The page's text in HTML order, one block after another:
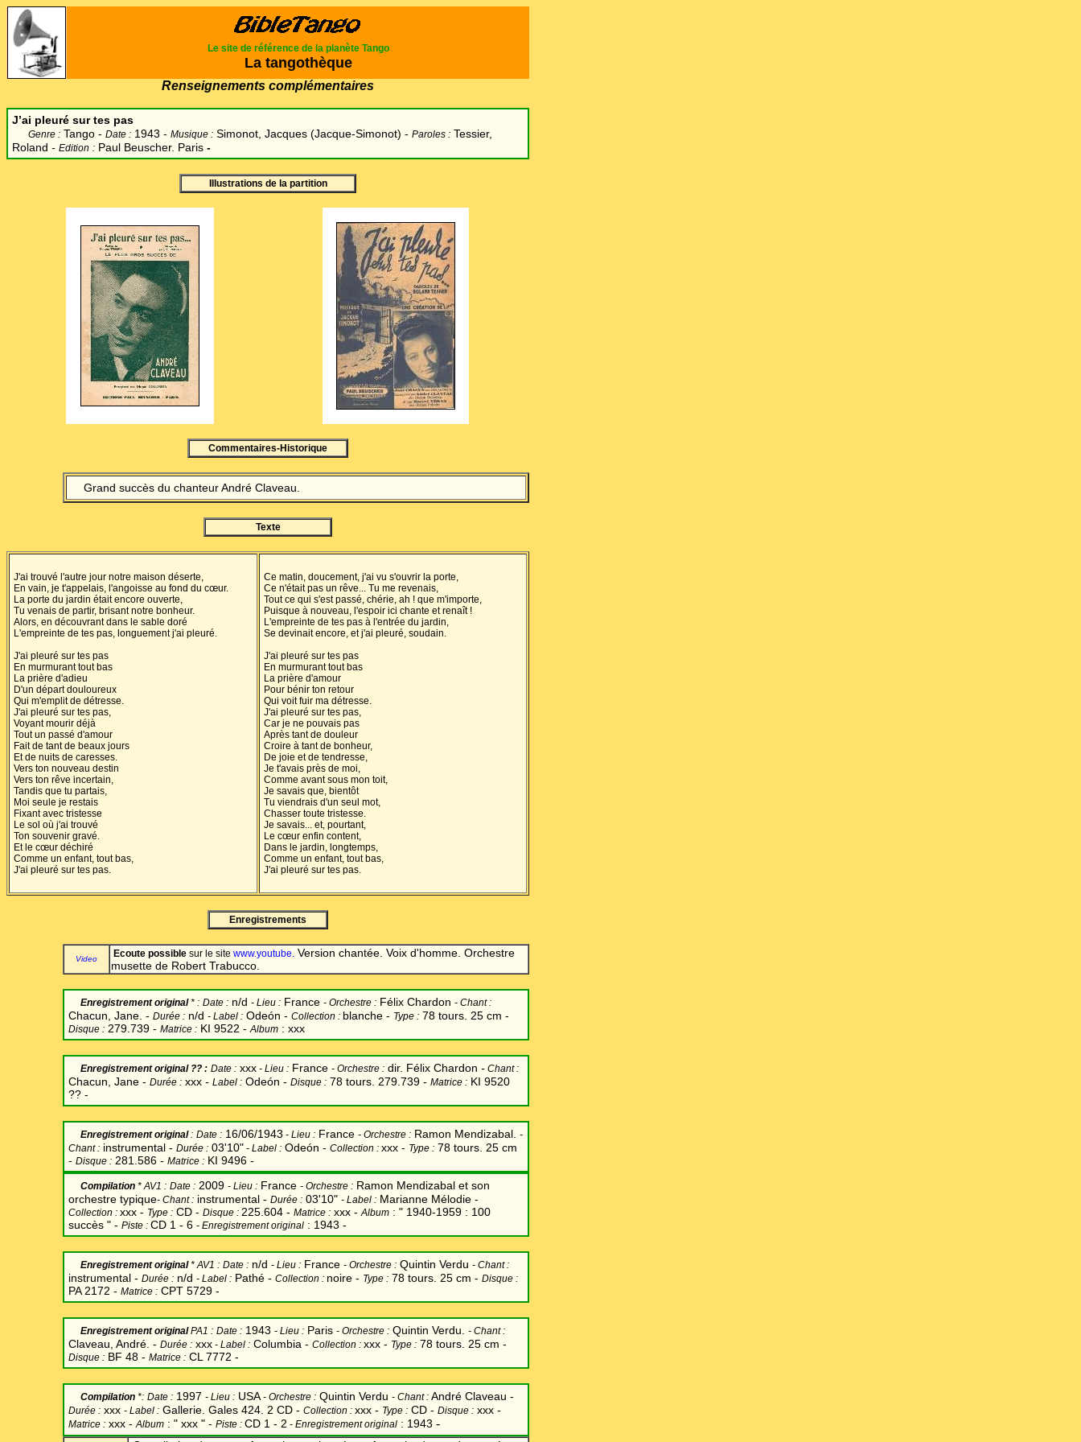
Le site de référence de la planète Tango
La tangothèque
Renseignements complémentaires
J’ai pleuré sur tes pas
Genre : Tango - Date : 1943 - Musique : Simonot, Jacques (Jacque-Simonot) - Paroles : Tessier,
Roland - Edition : Paul Beuscher. Paris -
Illustrations de la partition
Commentaires-Historique
Grand succès du chanteur André Claveau.
Texte
J'ai trouvé l'autre jour notre maison déserte,
En vain, je t'appelais, l'angoisse au fond du cœur.
La porte du jardin était encore ouverte,
Tu venais de partir, brisant notre bonheur.
Alors, en découvrant dans le sable doré
L'empreinte de tes pas, longuement j'ai pleuré.
J'ai pleuré sur tes pas
En murmurant tout bas
La prière d'adieu
D'un départ douloureux
Qui m'emplit de détresse.
J'ai pleuré sur tes pas,
Voyant mourir déjà
Tout un passé d'amour
Fait de tant de beaux jours
Et de nuits de caresses.
Vers ton nouveau destin
Vers ton rêve incertain,
Tandis que tu partais,
Moi seule je restais
Fixant avec tristesse
Le sol où j'ai trouvé
Ton souvenir gravé.
Et le cœur déchiré
Comme un enfant, tout bas,
J'ai pleuré sur tes pas.
Ce matin, doucement, j'ai vu s'ouvrir la porte,
Ce n'était pas un rêve... Tu me revenais,
Tout ce qui s'est passé, chérie, ah ! que m'importe,
Puisque à nouveau, l'espoir ici chante et renaît !
L'empreinte de tes pas à l'entrée du jardin,
Se devinait encore, et j'ai pleuré, soudain.
J'ai pleuré sur tes pas
En murmurant tout bas
La prière d'amour
Pour bénir ton retour
Qui voit fuir ma détresse.
J'ai pleuré sur tes pas,
Car je ne pouvais pas
Après tant de douleur
Croire à tant de bonheur,
De joie et de tendresse,
Je t'avais près de moi,
Comme avant sous mon toit,
Je savais que, bientôt
Tu viendrais d'un seul mot,
Chasser toute tristesse.
Je savais... et, pourtant,
Le cœur enfin content,
Dans le jardin, longtemps,
Comme un enfant, tout bas,
J'ai pleuré sur tes pas.
Enregistrements
Video Ecoute possible sur le site www.youtube. Version chantée. Voix d'homme. Orchestre
musette de Robert Trabucco.
Enregistrement original* : Date : n/d - Lieu : France - Orchestre : Félix Chardon - Chant:
Chacun, Jane. - Durée : n/d - Label : Odeón - Collection : blanche - Type : 78 tours. 25 cm -
Disque : 279.739 - Matrice : KI 9522 - Album : xxx
Enregistrement original ?? : Date : xxx - Lieu : France - Orchestre : dir. Félix Chardon - Chant:
Chacun, Jane - Durée : xxx - Label : Odeón - Disque : 78 tours. 279.739 - Matrice : KI 9520
?? -
Enregistrement original: Date : 16/06/1943 - Lieu : France - Orchestre : Ramon Mendizabal. -
Chant: instrumental - Durée : 03'10" - Label : Odeón - Collection : xxx - Type : 78 tours. 25 cm
- Disque : 281.586 - Matrice : KI 9496 -
Compilation * AV1 : Date : 2009 - Lieu : France - Orchestre : Ramon Mendizabal et son
orchestre typique- Chant: instrumental - Durée : 03'10" - Label : Marianne Mélodie -
Collection : xxx - Type : CD - Disque : 225.604 - Matrice : xxx - Album : " 1940-1959 : 100
succès " - Piste : CD 1 - 6 - Enregistrement original : 1943 -
Enregistrement original* AV1 : Date : n/d - Lieu : France - Orchestre : Quintin Verdu - Chant:
instrumental - Durée : n/d - Label : Pathé - Collection : noire - Type : 78 tours. 25 cm - Disque :
PA 2172 - Matrice : CPT 5729 -
Enregistrement originalPA1 : Date : 1943 - Lieu : Paris - Orchestre : Quintin Verdu. - Chant:
Claveau, André. - Durée : xxx - Label : Columbia - Collection : xxx - Type : 78 tours. 25 cm -
Disque : BF 48 - Matrice : CL 7772 -
Compilation *: Date : 1997 - Lieu : USA - Orchestre : Quintin Verdu - Chant: André Claveau -
Durée : xxx - Label : Gallerie. Gales 424. 2 CD - Collection : xxx - Type : CD - Disque : xxx -
Matrice : xxx - Album : " xxx " - Piste : CD 1 - 2 - Enregistrement original : 1943 -